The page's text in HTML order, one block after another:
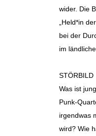
wider. Die
„Held*in
bei der
im
STÖRBILD
Was ist
Punk-
irgendwas
wird? Wie